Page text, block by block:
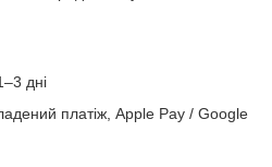
дні
платіж, Apple Pay / Google